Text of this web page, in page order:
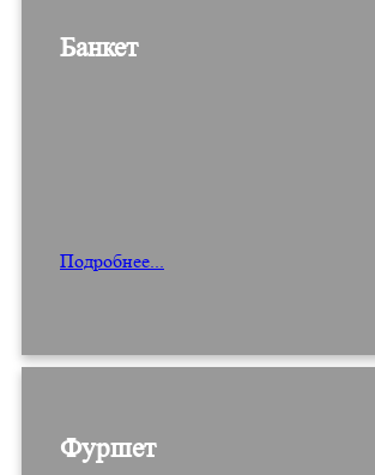
Банкет
Подробнее...
Фуршет